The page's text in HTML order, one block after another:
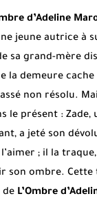
d’Adeline
jeune autrice à
sa grand-mère
la demeure cache
non résolu.
le présent : Zade,
a jeté son
; il la traque,
son ombre. Cette
de L’Ombre